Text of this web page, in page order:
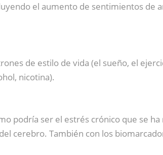
el aumento de sentimientos de
de estilo de vida (el sueño, el
nicotina).
podría ser el estrés crónico que se
cerebro. También con los